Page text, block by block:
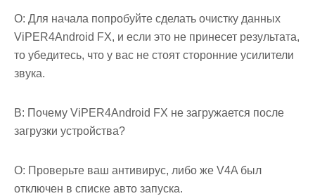
О: Для начала попробуйте сделать очистку данных
ViPER4Android FX, и если это не принесет результата,
то убедитесь, что у вас не стоят сторонние усилители
звука.
В: Почему ViPER4Android FX не загружается после
загрузки устройства?
О: Проверьте ваш антивирус, либо же V4A был
отключен в списке авто запуска.